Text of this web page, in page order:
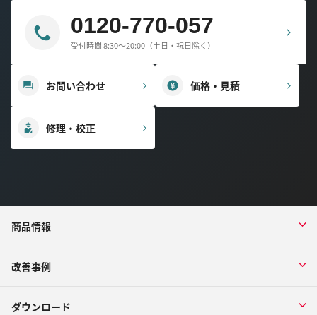
0120-770-057
受付時間 8:30～20:00（土日・祝日除く）
お問い合わせ 価格・見積
修理・校正
商品情報
改善事例
ダウンロード